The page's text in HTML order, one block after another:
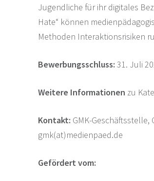
Jugendliche für ihr digitales
Hate“ können
Methoden Interaktionsrisiken
Bewerbungsschluss: 31. Juli
Weitere Informationen zu
Kontakt: GMK-Geschäftsstelle,
gmk(at)medienpaed.de
Gefördert vom: